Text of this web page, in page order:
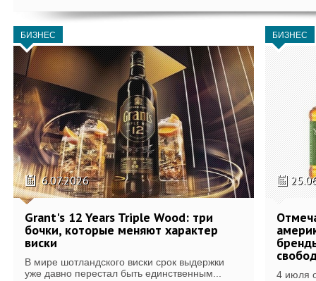
БИЗНЕС
6.07.2026
Grant's 12 Years Triple Wood: три
бочки, которые меняют характер
виски
В мире шотландского виски срок выдержки
уже давно перестал быть единственным...
БИЗНЕС
4 июля